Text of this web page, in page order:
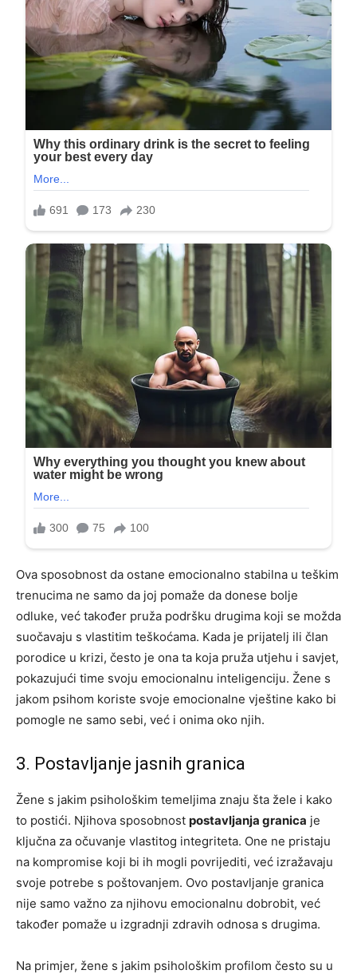
Ova sposobnost da ostane emocionalno stabilna u teškim
trenucima ne samo da joj pomaže da donese bolje
odluke, već također pruža podršku drugima koji se možda
suočavaju s vlastitim teškoćama. Kada je prijatelj ili član
porodice u krizi, često je ona ta koja pruža utjehu i savjet,
pokazujući time svoju emocionalnu inteligenciju. Žene s
jakom psihom koriste svoje emocionalne vještine kako bi
pomogle ne samo sebi, već i onima oko njih.
3. Postavljanje jasnih granica
Žene s jakim psihološkim temeljima znaju šta žele i kako
to postići. Njihova sposobnost postavljanja granica je
ključna za očuvanje vlastitog integriteta. One ne pristaju
na kompromise koji bi ih mogli povrijediti, već izražavaju
svoje potrebe s poštovanjem. Ovo postavljanje granica
nije samo važno za njihovu emocionalnu dobrobit, već
također pomaže u izgradnji zdravih odnosa s drugima.
Na primjer, žene s jakim psihološkim profilom često su u